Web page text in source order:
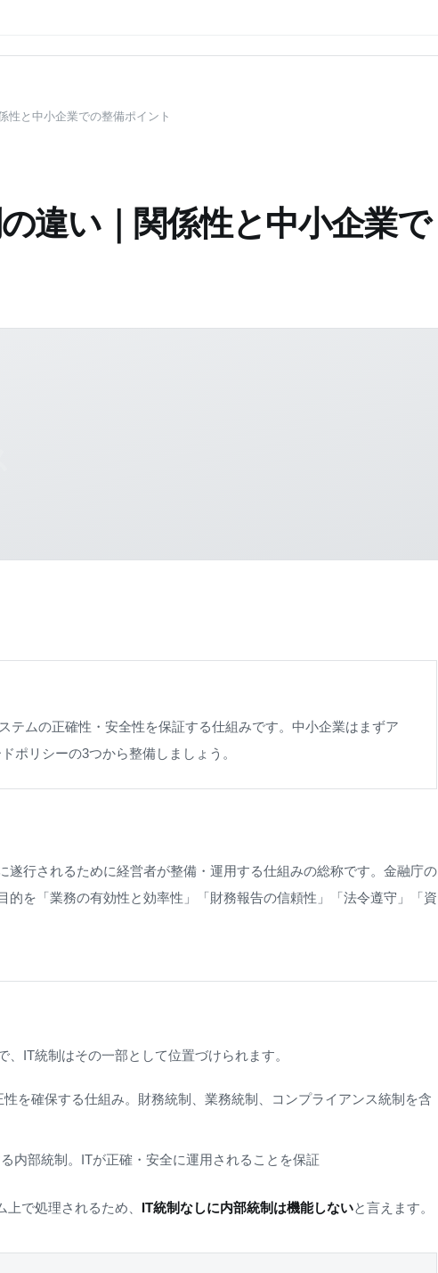
性と中小企業での整備ポイント
違い｜関係性と中小企業で
テムの正確性・安全性を保証する仕組みです。中小企業はまずア
ポリシーの3つから整備しましょう。
遂行されるために経営者が整備・運用する仕組みの総称です。金融庁の
的を「業務の有効性と効率性」「財務報告の信頼性」「法令遵守」「資
IT統制はその一部として位置づけられます。
性を確保する仕組み。財務統制、業務統制、コンプライアンス統制を含
内部統制。ITが正確・安全に運用されることを保証
で処理されるため、 IT統制なしに内部統制は機能しないと言えます。